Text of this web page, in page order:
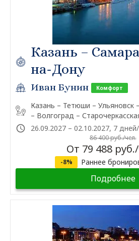
Казань –
на-Дону
Иван Бунин Комфорт
Казань – Тетюши – Ульяновск
– Волгоград –
26.09.2027 – 02.10.2027, 7
86 400 руб./чел.
От 79 488
-8% Раннее
Подробнее